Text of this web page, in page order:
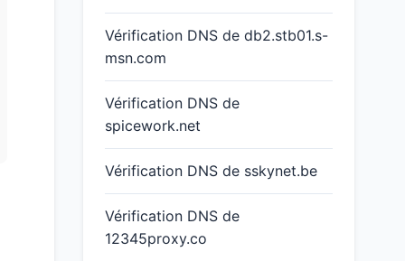
Vérification DNS de db2.stb01.s-
msn.com
Vérification DNS de
spicework.net
Vérification DNS de sskynet.be
Vérification DNS de
12345proxy.co